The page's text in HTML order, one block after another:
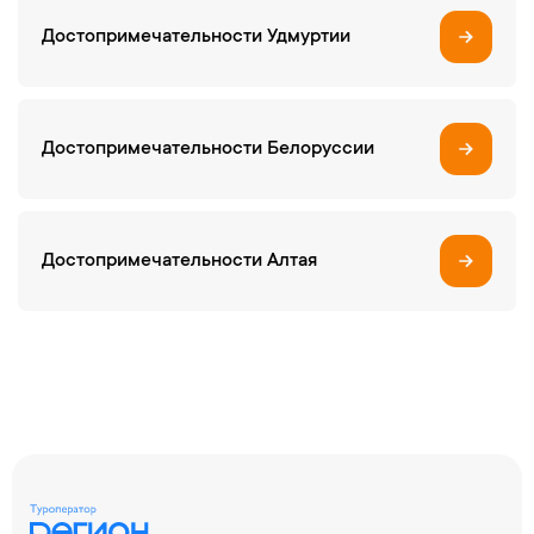
Достопримечательности Удмуртии
Достопримечательности Белоруссии
Достопримечательности Алтая